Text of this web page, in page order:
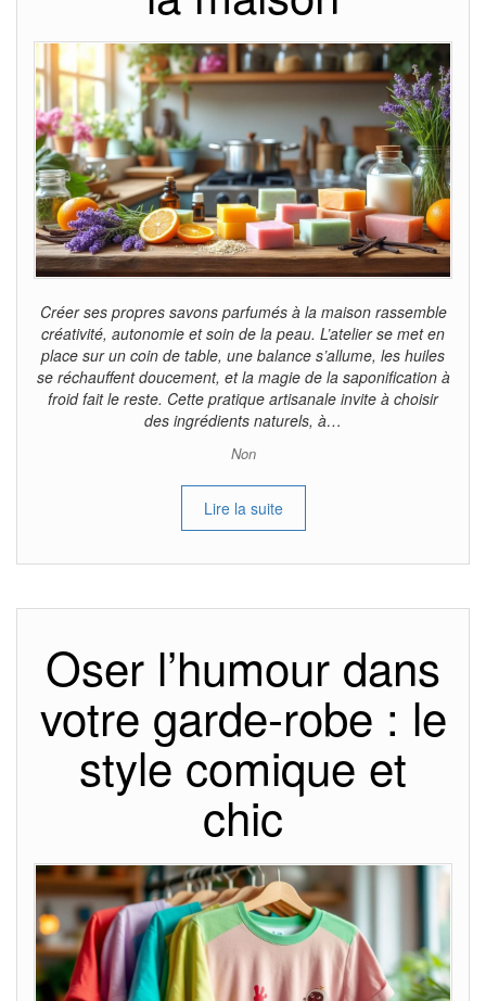
Créer ses propres savons parfumés à la maison rassemble
créativité, autonomie et soin de la peau. L’atelier se met en
place sur un coin de table, une balance s’allume, les huiles
se réchauffent doucement, et la magie de la saponification à
froid fait le reste. Cette pratique artisanale invite à choisir
des ingrédients naturels, à…
Non
Lire la suite
Oser l’humour dans
votre garde-robe : le
style comique et
chic